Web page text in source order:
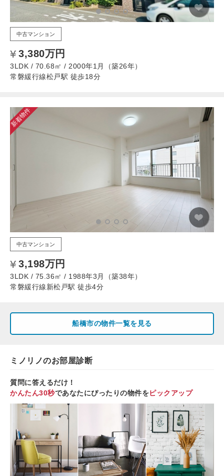
中古マンション
3,380万円
3LDK / 70.68㎡ / 2000年1月（築26年）
常磐緩行線松戸駅 徒歩18分
新着物件
中古マンション
3,198万円
3LDK / 75.36㎡ / 1988年3月（築38年）
常磐緩行線新松戸駅 徒歩4分
船橋市の物件一覧を見る
ミノリノのお部屋診断
質問に答えるだけ！
かんたん30秒であなたにぴったりの物件をピックアップ